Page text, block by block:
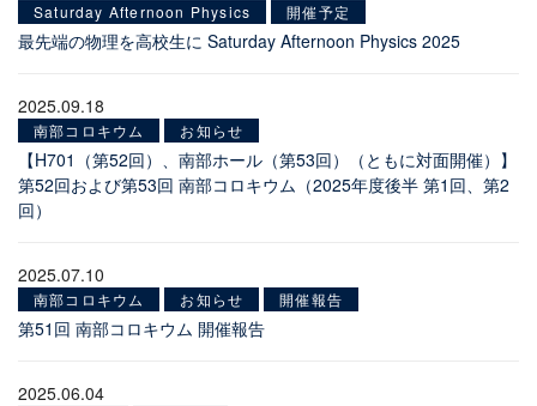
Saturday Afternoon Physics 開催予定
最先端の物理を高校生に Saturday Afternoon Physics 2025
2025.09.18
南部コロキウム お知らせ
【H701（第52回）、南部ホール（第53回）（ともに対面開催）】
第52回および第53回 南部コロキウム（2025年度後半 第1回、第2
回）
2025.07.10
南部コロキウム お知らせ 開催報告
第51回 南部コロキウム 開催報告
2025.06.04